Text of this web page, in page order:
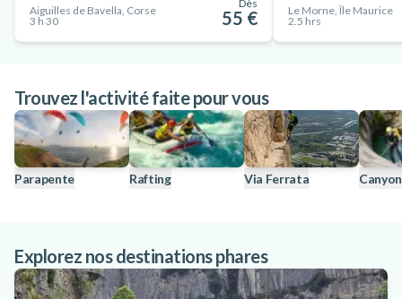
Aiguilles de Bavella, Corse
3 h 30
Dès
55 €
Le Morne, Île Maurice
2.5 hrs
Trouvez l'activité faite pour vous
Parapente Rafting Via Ferrata
Explorez nos destinations phares